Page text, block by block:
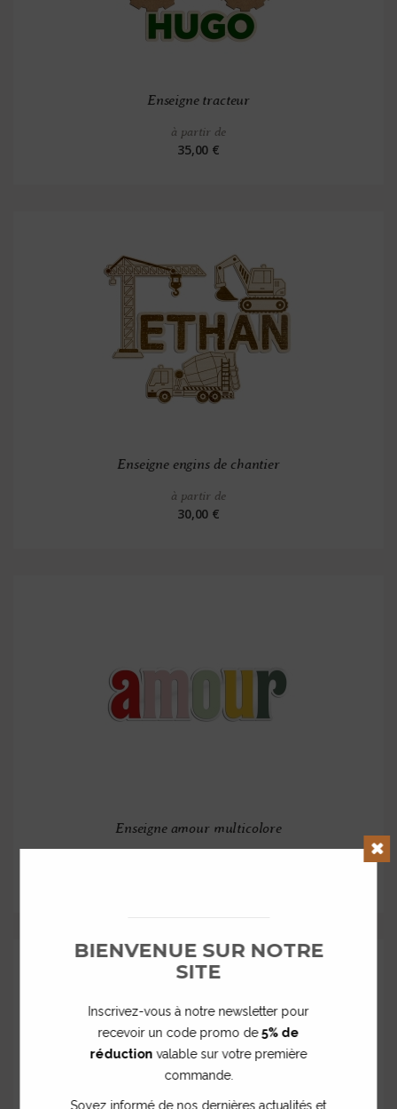
Enseigne tracteur
à partir de
35,00 €
Enseigne engins de chantier
à partir de
30,00 €
Enseigne amour multicolore
BIENVENUE SUR NOTRE
SITE
Inscrivez-vous à notre newsletter pour
recevoir un code promo de5% de
réduction valable sur votre première
commande.
Soyez informé de nos dernières actualités et